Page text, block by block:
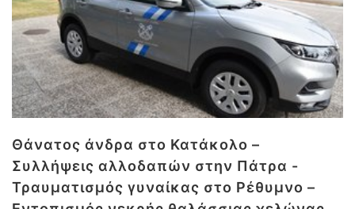
Θάνατος άνδρα στο Κατάκολο –
Συλλήψεις αλλοδαπών στην Πάτρα -
Τραυματισμός γυναίκας στο Ρέθυμνο –